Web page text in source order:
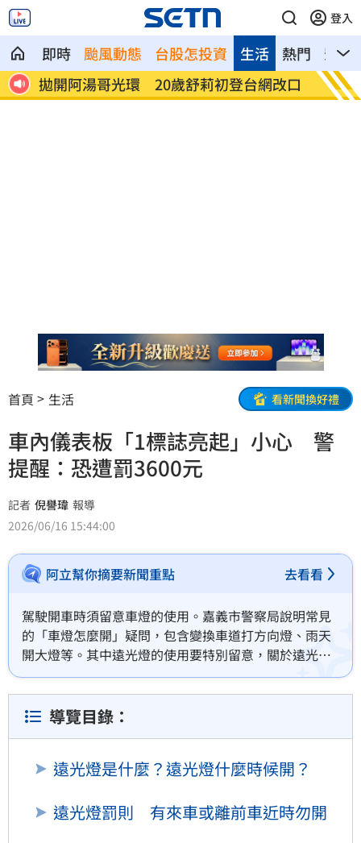
登入
即時 颱風動態 台股怎投資 熱門 影音
生活
拋開阿湯哥光環 20歲舒莉初登台網改口
新／
歲
首頁 生活 看新聞換好禮
車內儀表板「1標誌亮起」小心 警
提醒：恐遭罰3600元
記者 倪譽瑋 報導
2026/06/16 15:44:00
阿立幫你摘要新聞重點 去看看
駕駛開車時須留意車燈的使用。嘉義市警察局說明常見
的「車燈怎麼開」疑問，包含變換車道打方向燈、雨天
開大燈等。其中遠光燈的使用要特別留意，關於遠光燈
是什麼？它的光線較強，可能干擾其他駕駛視線、遠光
燈什麼時候開？應是在郊區或視線不良路段，且前方與
對向無車；開遠光燈罰則方面，使用時機錯誤可處新台
導覽目錄：
遠光燈是什麼？遠光燈什麼時候開？
遠光燈罰則 有來車或離前車近時勿開